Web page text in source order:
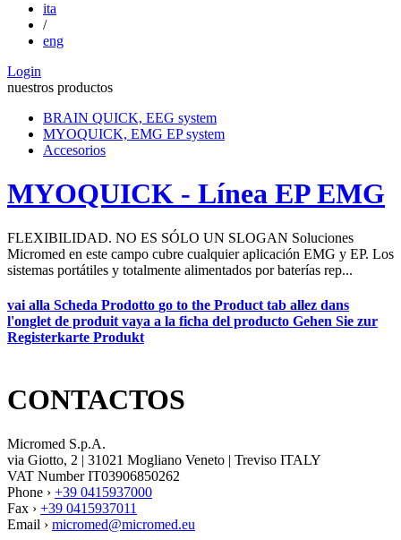
ita
/
eng
Login
nuestros productos
BRAIN QUICK, EEG system
MYOQUICK, EMG EP system
Accesorios
MYOQUICK - Línea EP EMG
FLEXIBILIDAD. NO ES SÓLO UN SLOGAN Soluciones
Micromed en este campo cubre cualquier aplicación EMG y EP. Los
sistemas portátiles y totalmente alimentados por baterías rep...
vai alla Scheda Prodotto go to the Product tab allez dans
l'onglet de produit vaya a la ficha del producto Gehen Sie zur
Registerkarte Produkt
CONTACTOS
Micromed S.p.A.
via Giotto, 2 | 31021 Mogliano Veneto | Treviso ITALY
VAT Number IT03906850262
Phone › +39 0415937000
Fax › +39 0415937011
Email › micromed@micromed.eu